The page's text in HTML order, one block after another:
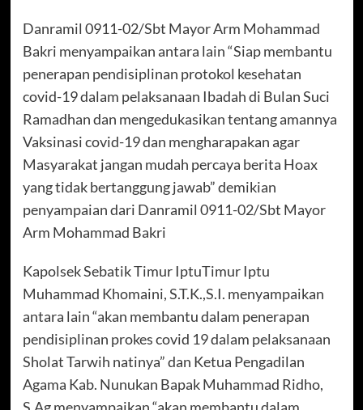
Danramil 0911-02/Sbt Mayor Arm Mohammad
Bakri menyampaikan antara lain “Siap membantu
penerapan pendisiplinan protokol kesehatan
covid-19 dalam pelaksanaan Ibadah di Bulan Suci
Ramadhan dan mengedukasikan tentang amannya
Vaksinasi covid-19 dan mengharapakan agar
Masyarakat jangan mudah percaya berita Hoax
yang tidak bertanggung jawab” demikian
penyampaian dari Danramil 0911-02/Sbt Mayor
Arm Mohammad Bakri
Kapolsek Sebatik Timur IptuTimur Iptu
Muhammad Khomaini, S.T.K.,S.I. menyampaikan
antara lain “akan membantu dalam penerapan
pendisiplinan prokes covid 19 dalam pelaksanaan
Sholat Tarwih natinya” dan Ketua Pengadilan
Agama Kab. Nunukan Bapak Muhammad Ridho,